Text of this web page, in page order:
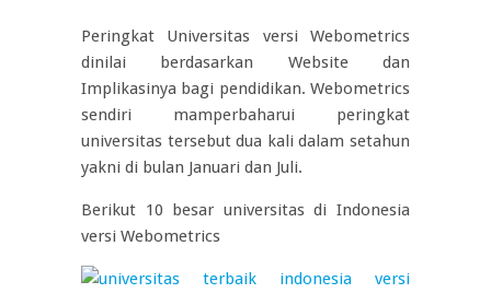
Peringkat Universitas versi Webometrics
dinilai berdasarkan Website dan
Implikasinya bagi pendidikan. Webometrics
sendiri mamperbaharui peringkat
universitas tersebut dua kali dalam setahun
yakni di bulan Januari dan Juli.
Berikut 10 besar universitas di Indonesia
versi Webometrics